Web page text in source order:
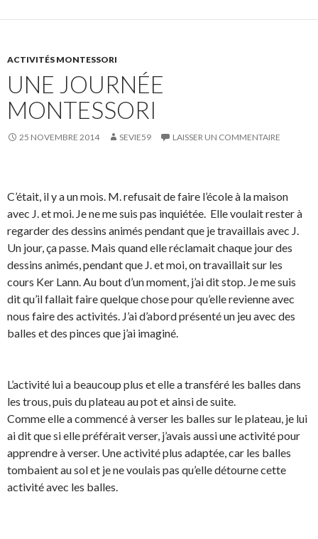
ACTIVITÉS MONTESSORI
UNE JOURNÉE
MONTESSORI
25 NOVEMBRE 2014 SEVIE59 LAISSER UN COMMENTAIRE
C’était, il y a un mois. M. refusait de faire l’école à la maison
avec J. et moi. Je ne me suis pas inquiétée. Elle voulait rester à
regarder des dessins animés pendant que je travaillais avec J.
Un jour, ça passe. Mais quand elle réclamait chaque jour des
dessins animés, pendant que J. et moi, on travaillait sur les
cours Ker Lann. Au bout d’un moment, j’ai dit stop. Je me suis
dit qu’il fallait faire quelque chose pour qu’elle revienne avec
nous faire des activités. J’ai d’abord présenté un jeu avec des
balles et des pinces que j’ai imaginé.
L’activité lui a beaucoup plus et elle a transféré les balles dans
les trous, puis du plateau au pot et ainsi de suite.
Comme elle a commencé à verser les balles sur le plateau, je lui
ai dit que si elle préférait verser, j’avais aussi une activité pour
apprendre à verser. Une activité plus adaptée, car les balles
tombaient au sol et je ne voulais pas qu’elle détourne cette
activité avec les balles.